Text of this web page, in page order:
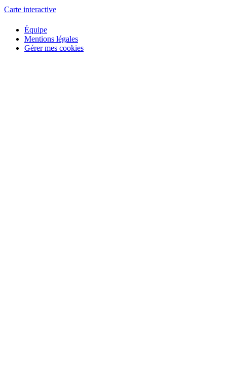
Carte interactive
Équipe
Mentions légales
Gérer mes cookies